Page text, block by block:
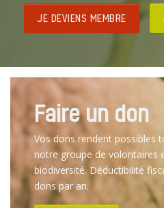
JE DEVIENS MEMBRE
Faire un don
Vos dons rendent possibles
notre groupe de volontaires
biodiversité. Déductibilité
dons par an.